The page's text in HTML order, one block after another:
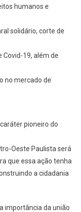
humanos e
solidário, corte de
Covid-19, além de
no mercado de
pioneiro do
Oeste Paulista será
que essa ação tenha
a cidadania
importância da união